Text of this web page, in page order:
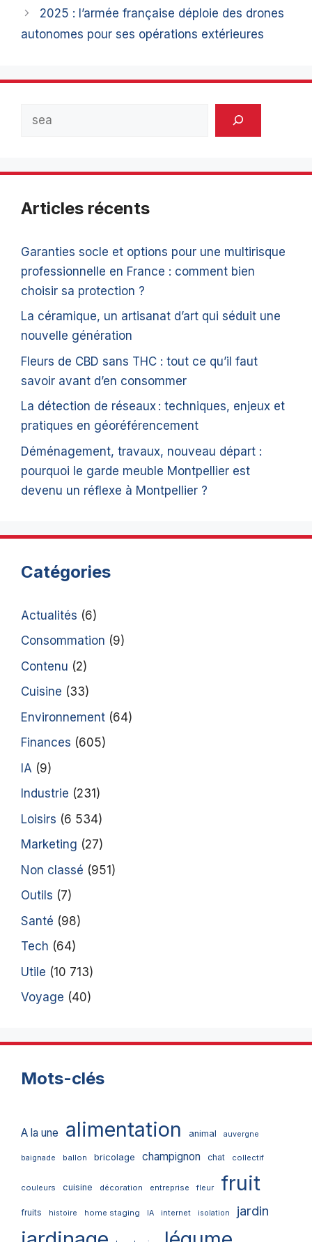
2025 : l’armée française déploie des drones
autonomes pour ses opérations extérieures
Articles récents
Garanties socle et options pour une multirisque
professionnelle en France : comment bien
choisir sa protection ?
La céramique, un artisanat d’art qui séduit une
nouvelle génération
Fleurs de CBD sans THC : tout ce qu’il faut
savoir avant d’en consommer
La détection de réseaux : techniques, enjeux et
pratiques en géoréférencement
Déménagement, travaux, nouveau départ :
pourquoi le garde meuble Montpellier est
devenu un réflexe à Montpellier ?
Catégories
Actualités (6)
Consommation (9)
Contenu (2)
Cuisine (33)
Environnement (64)
Finances (605)
IA (9)
Industrie (231)
Loisirs (6 534)
Marketing (27)
Non classé (951)
Outils (7)
Santé (98)
Tech (64)
Utile (10 713)
Voyage (40)
Mots-clés
A la une alimentation animal auvergne
baignade ballon bricolage champignon chat collectif
couleurs cuisine décoration entreprise fleur fruit
fruits histoire home staging IA internet isolation jardin